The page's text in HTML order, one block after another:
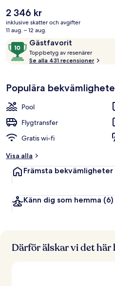
Det
nuvarande
priset
2 346 kr
2 346 kr
inklusive skatter och avgifter
11 aug. – 12 aug.
RecensionerGästfavorit
10
av
10,
Toppbetyg av resenärer
o
b
r
e
n
Se alla 431 recensioner
Populära
Pool
Flygtransfer
Gratis wi-fi
Visa alla
Främsta bekvämligheter
Känn dig som hemma (6)
Därför älskar vi det här